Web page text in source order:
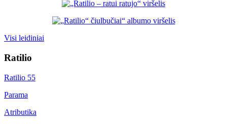
Visi leidiniai
Ratilio
Ratilio 55
Parama
Atributika